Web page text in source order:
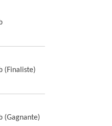
(Finaliste)
(Gagnante)